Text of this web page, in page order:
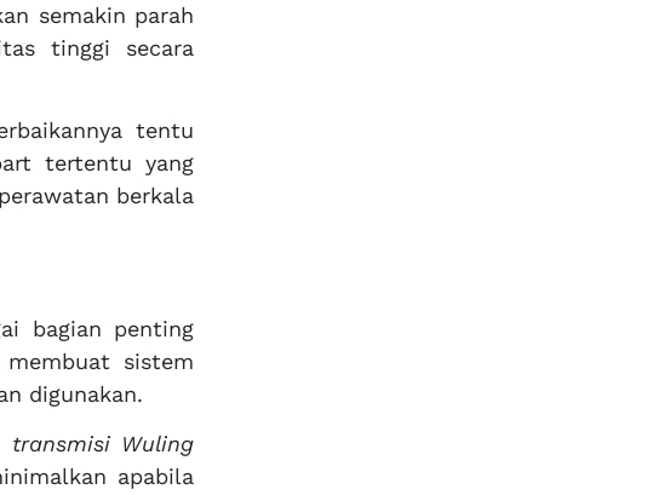
semakin parah
tinggi secara
tentu
tertentu yang
berkala
bagian penting
sistem
digunakan.
transmisi Wuling
apabila